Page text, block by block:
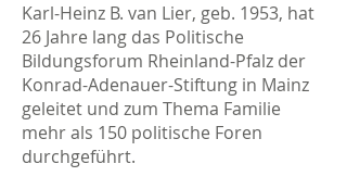
Karl-Heinz B. van Lier, geb. 1953, hat
26 Jahre lang das Politische
Bildungsforum Rheinland-Pfalz der
Konrad-Adenauer-Stiftung in Mainz
geleitet und zum Thema Familie
mehr als 150 politische Foren
durchgeführt.